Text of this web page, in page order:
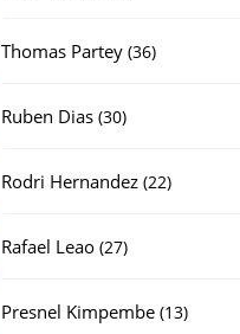
Thomas Partey 3636
Ruben Dias 3030
Rodri Hernandez 2222
Rafael Leao 2727
Presnel Kimpembe 1313